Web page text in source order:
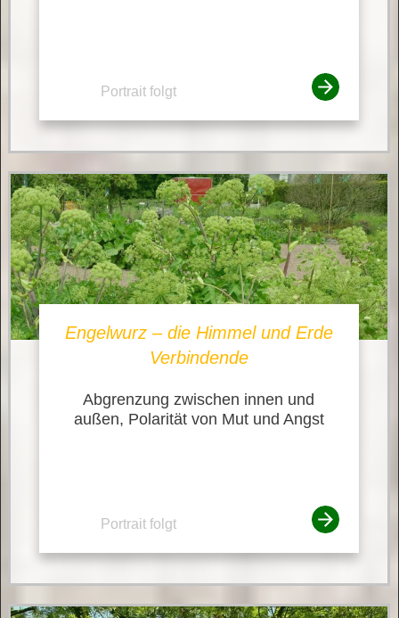
Portrait folgt
Engelwurz – die Himmel und Erde
Verbindende
Abgrenzung zwischen innen und
außen, Polarität von Mut und Angst
Portrait folgt